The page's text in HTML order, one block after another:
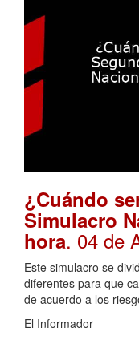
¿Cuándo
Simulacro
hora. 04 de
Este simulacro se
diferentes para que
de acuerdo a los
El Informador